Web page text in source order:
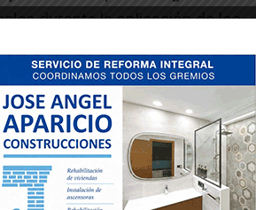
durante la aplicación de los
se procura reducirlo al